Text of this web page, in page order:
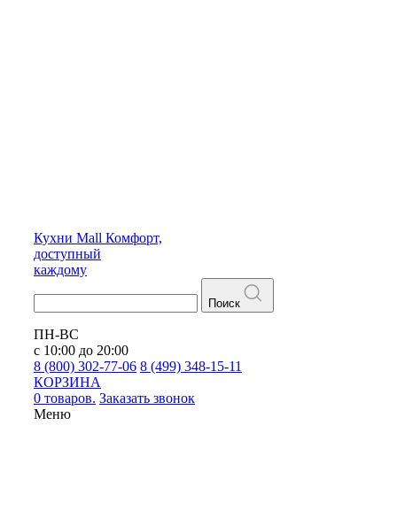
Кухни Mall Комфорт,
доступный
каждому
Поиск
ПН-ВС
с 10:00 до 20:00
8 (800) 302-77-06 8 (499) 348-15-11
КОРЗИНА
0 товаров. Заказать звонок
Меню